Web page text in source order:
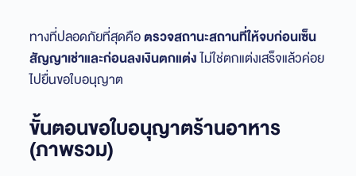
ทางที่ปลอดภัยที่สุดคือตรวจสถานะสถานที่ให้จบก่อนเซ็น
สัญญาเช่าและก่อนลงเงินตกแต่งไม่ใช่ตกแต่งเสร็จแล้วค่อย
ไปยื่นขอใบอนุญาต
ขั้นตอนขอใบอนุญาตร้านอาหาร
(ภาพรวม)